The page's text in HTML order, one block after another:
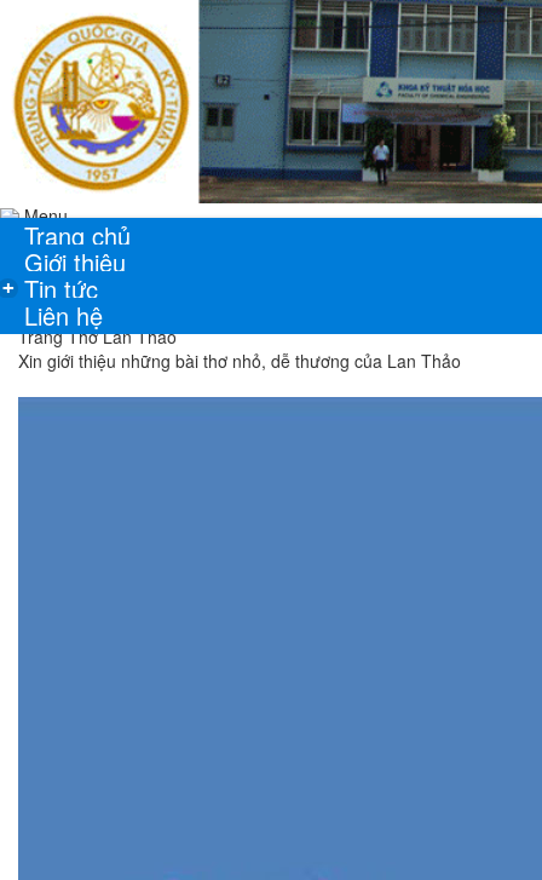
Menu
Trang chủ
Giới thiệu
+ Tin tức
Liên hệ
Trang Thơ Lan Thảo
Xin giới thiệu những bài thơ nhỏ, dễ thương của Lan Thảo